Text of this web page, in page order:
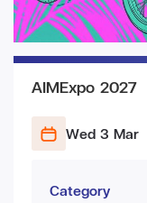
AIMExpo 2027
Wed 3 Mar
Category